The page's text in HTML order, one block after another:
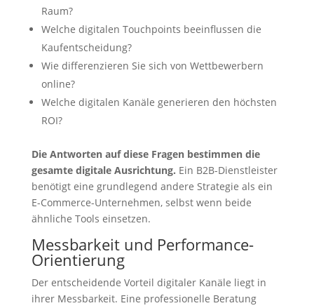
Raum?
Welche digitalen Touchpoints beeinflussen die
Kaufentscheidung?
Wie differenzieren Sie sich von Wettbewerbern
online?
Welche digitalen Kanäle generieren den höchsten
ROI?
Die Antworten auf diese Fragen bestimmen die
gesamte digitale Ausrichtung. Ein B2B-Dienstleister
benötigt eine grundlegend andere Strategie als ein
E-Commerce-Unternehmen, selbst wenn beide
ähnliche Tools einsetzen.
Messbarkeit und Performance-
Orientierung
Der entscheidende Vorteil digitaler Kanäle liegt in
ihrer Messbarkeit. Eine professionelle Beratung